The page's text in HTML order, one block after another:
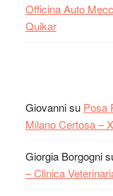
Officina Auto
Quikar
Giovannisu Posa
Milano Certosa –
Giorgia Borgogni
– Clinica